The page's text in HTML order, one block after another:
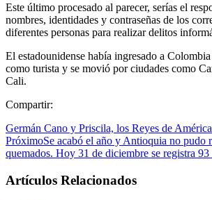
Este último procesado al parecer, serías el
nombres, identidades y contraseñas de los
diferentes personas para realizar delitos
El estadounidense había ingresado a
como turista y se movió por ciudades como
Cali.
Compartir:
Germán Cano y Priscila, los Reyes de América
PróximoSe acabó el año y Antioquia no pudo
quemados. Hoy 31 de diciembre se registra 93
Artículos Relacionados